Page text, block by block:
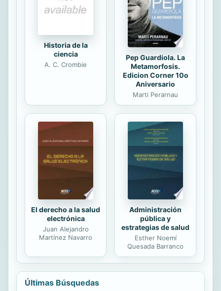
con todo lo que cae... ¿Cuánto va? ...
Historia de la
ciencia
A. C. Crombie
Pep Guardiola. La
Metamorfosis.
Edicion Corner 10o
Aniversario
Marti Perarnau
El derecho a la salud
electrónica
Juan Alejandro
Martínez Navarro
Administración
pública y
estrategias de salud
Esther Noemí
Quesada Barranco
Últimas Búsquedas